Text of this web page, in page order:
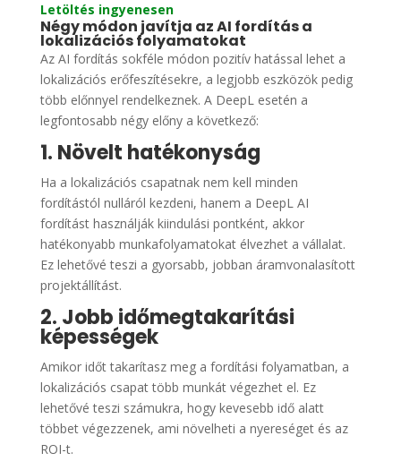
Letöltés ingyenesen
Négy módon javítja az AI fordítás a
lokalizációs folyamatokat
Az AI fordítás sokféle módon pozitív hatással lehet a
lokalizációs erőfeszítésekre, a legjobb eszközök pedig
több előnnyel rendelkeznek. A DeepL esetén a
legfontosabb négy előny a következő:
1. Növelt hatékonyság
Ha a lokalizációs csapatnak nem kell minden
fordítástól nulláról kezdeni, hanem a DeepL AI
fordítást használják kiindulási pontként, akkor
hatékonyabb munkafolyamatokat élvezhet a vállalat.
Ez lehetővé teszi a gyorsabb, jobban áramvonalasított
projektállítást.
2. Jobb időmegtakarítási
képességek
Amikor időt takarítasz meg a fordítási folyamatban, a
lokalizációs csapat több munkát végezhet el. Ez
lehetővé teszi számukra, hogy kevesebb idő alatt
többet végezzenek, ami növelheti a nyereséget és az
ROI-t.